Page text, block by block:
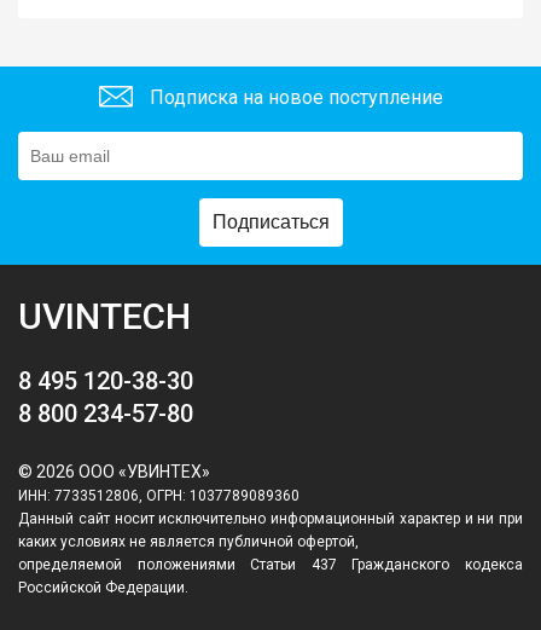
Подписка на новое поступление
Подписаться
UVINTECH
8 495 120-38-30
8 800 234-57-80
© 2026 ООО «УВИНТЕХ»
ИНН: 7733512806, ОГРН: 1037789089360
Данный сайт носит исключительно информационный характер и ни при
каких условиях не является публичной офертой,
определяемой положениями Статьи 437 Гражданского кодекса
Российской Федерации.